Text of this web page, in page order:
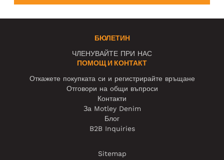
БЮЛЕТИН
ЧЛЕНУВАЙТЕ ПРИ НАС
ПОМОЩ И КОНТАКТ
Откажете покупката си и регистрирайте връщане
Отговори на общи въпроси
Контакти
За Motley Denim
Блог
B2B Inquiries
Sitemap